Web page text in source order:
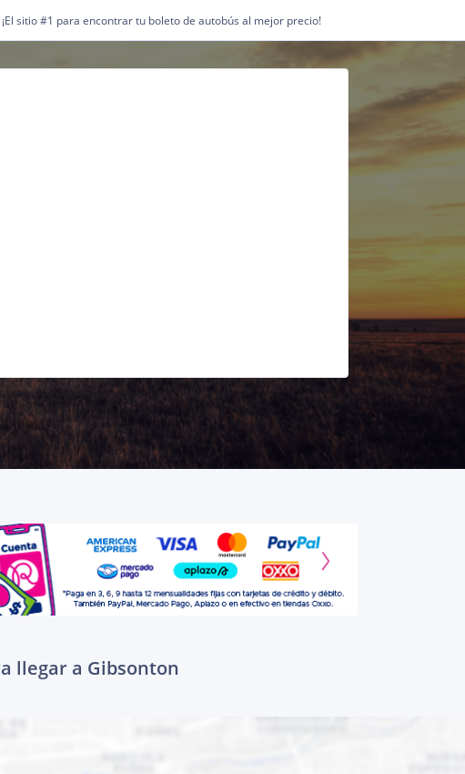
¡El sitio #1 para encontrar tu boleto de autobús al mejor precio!
llegar a Gibsonton